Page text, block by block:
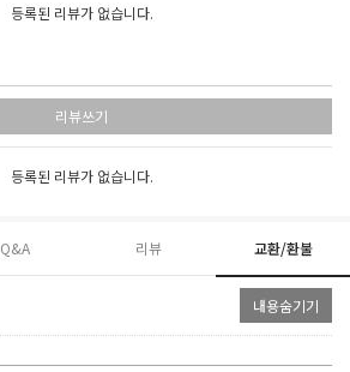
등록된 리뷰가 없습니다.
리뷰쓰기
등록된 리뷰가 없습니다.
Q&A 리뷰 교환/환불
내용숨기기